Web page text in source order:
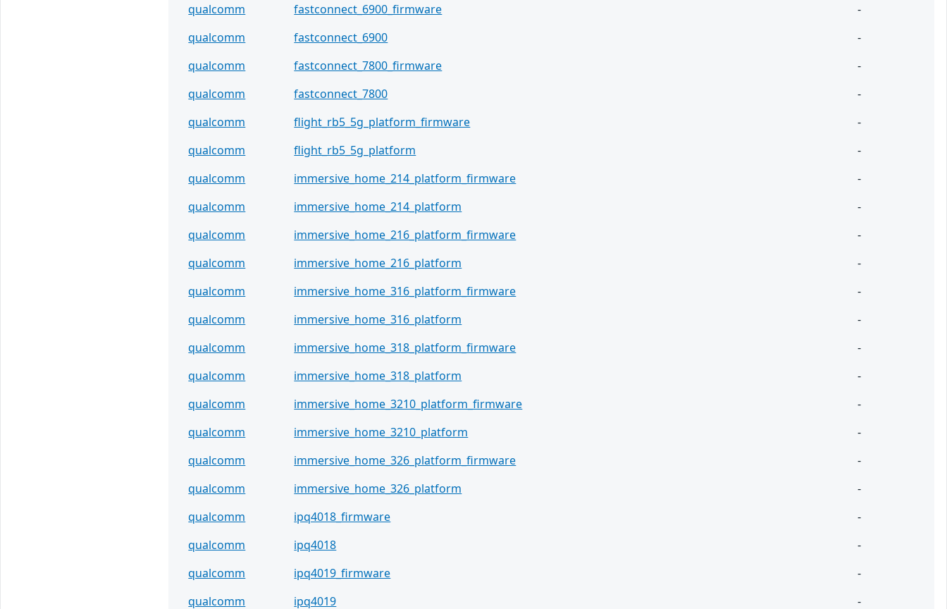
qualcomm
fastconnect_6900_firmware
-
qualcomm
fastconnect_6900
-
qualcomm
fastconnect_7800_firmware
-
qualcomm
fastconnect_7800
-
qualcomm
flight_rb5_5g_platform_firmware
-
qualcomm
flight_rb5_5g_platform
-
qualcomm
immersive_home_214_platform_firmware
-
qualcomm
immersive_home_214_platform
-
qualcomm
immersive_home_216_platform_firmware
-
qualcomm
immersive_home_216_platform
-
qualcomm
immersive_home_316_platform_firmware
-
qualcomm
immersive_home_316_platform
-
qualcomm
immersive_home_318_platform_firmware
-
qualcomm
immersive_home_318_platform
-
qualcomm
immersive_home_3210_platform_firmware
-
qualcomm
immersive_home_3210_platform
-
qualcomm
immersive_home_326_platform_firmware
-
qualcomm
immersive_home_326_platform
-
qualcomm
ipq4018_firmware
-
qualcomm
ipq4018
-
qualcomm
ipq4019_firmware
-
qualcomm
ipq4019 -